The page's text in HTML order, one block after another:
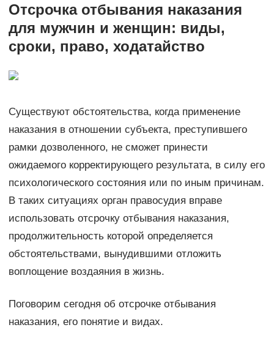
Отсрочка отбывания наказания
для мужчин и женщин: виды,
сроки, право, ходатайство
Существуют обстоятельства, когда применение
наказания в отношении субъекта, преступившего
рамки дозволенного, не сможет принести
ожидаемого корректирующего результата, в силу его
психологического состояния или по иным причинам.
В таких ситуациях орган правосудия вправе
использовать отсрочку отбывания наказания,
продолжительность которой определяется
обстоятельствами, вынудившими отложить
воплощение воздаяния в жизнь.
Поговорим сегодня об отсрочке отбывания
наказания, его понятие и видах.